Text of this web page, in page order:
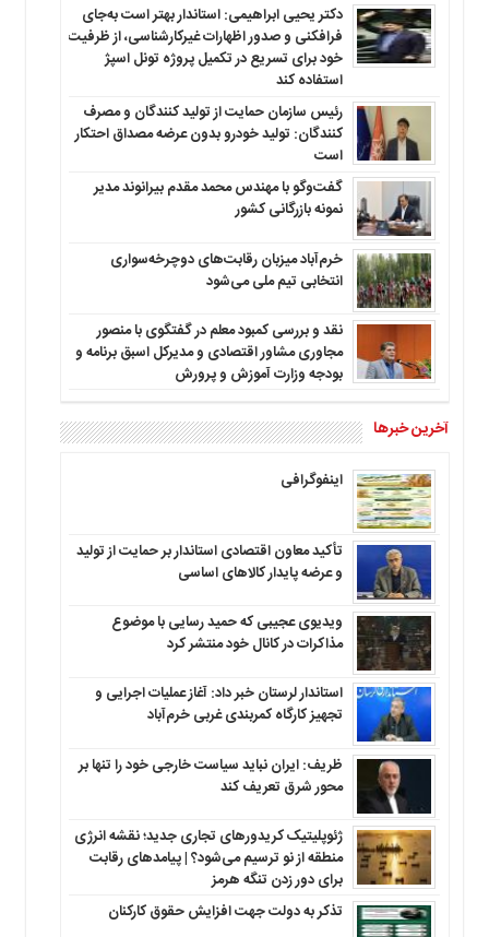
دکتر یحیی ابراهیمی: استاندار بهتر است به‌جای
فرافکنی و صدور اظهارات غیرکارشناسی، از ظرفیت
خود برای تسریع در تکمیل پروژه تونل اسپژ
استفاده کند
رئیس سازمان حمایت از تولید کنندگان و مصرف
کنندگان: تولید خودرو بدون عرضه مصداق احتکار
است
گفت‌وگو با مهندس محمد مقدم بیرانوند مدیر
نمونه بازرگانی کشور
خرم‌آباد میزبان رقابت‌های دوچرخه‌سواری
انتخابی تیم ملی می‌شود
نقد و بررسی کمبود معلم در گفتگوی با منصور
مجاوری مشاور اقتصادی و مدیرکل اسبق برنامه و
بودجه وزارت آموزش و پرورش
آخرین خبرها
اینفوگرافی
تأکید معاون اقتصادی استاندار بر حمایت از تولید
و عرضه پایدار کالاهای اساسی
ویدیوی عجیبی که حمید رسایی با موضوع
مذاکرات در کانال خود منتشر کرد
استاندار لرستان خبر داد: آغاز عملیات اجرایی و
تجهیز کارگاه کمربندی غربی خرم‌آباد
ظریف: ایران نباید سیاست خارجی خود را تنها بر
محور شرق تعریف کند
ژئوپلیتیک کریدورهای تجاری جدید؛ نقشه انرژی
منطقه‌ از نو ترسیم می‌شود؟ | پیامدهای رقابت
برای دور زدن تنگه هرمز
تذکر به دولت جهت افزایش حقوق کارکنان ‌